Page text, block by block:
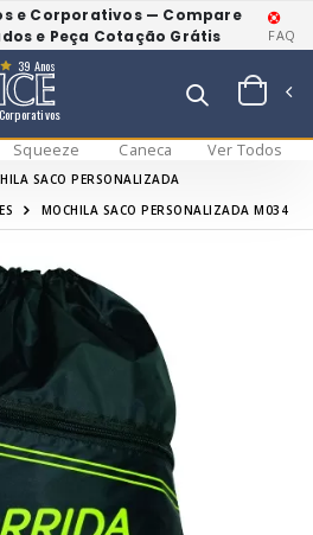
e Corporativos — Compare
e Peça Cotação Grátis
FAQ
39 Anos
Squeeze Caneca Ver Todos
SACO PERSONALIZADA
MOCHILA SACO PERSONALIZADA M034